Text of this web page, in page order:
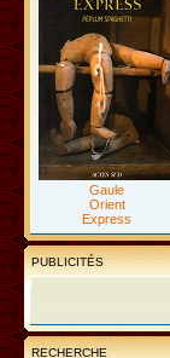
Gaule
Orient
Express
PUBLICITÉS
RECHERCHE